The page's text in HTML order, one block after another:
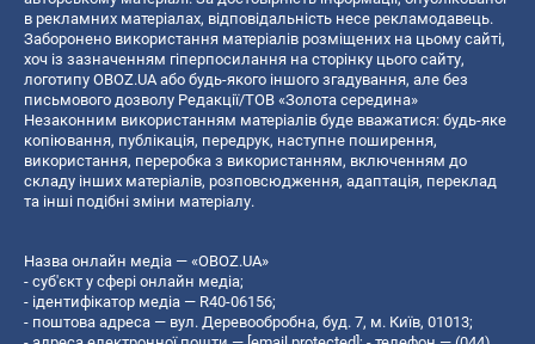
в рекламних матеріалах, відповідальність несе рекламодавець.
Заборонено використання матеріалів розміщених на цьому сайті,
хоч із зазначенням гіперпосилання на сторінку цього сайту,
логотипу OBOZ.UA або будь-якого іншого згадування, але без
письмового дозволу Редакції/ТОВ «Золота середина»
Незаконним використанням матеріалів буде вважатися: будь-яке
копiювання, публiкацiя, передрук, наступне поширення,
використання, переробка з використанням, включенням до
складу інших матеріалів, розповсюдження, адаптація, переклад
та інші подібні зміни матеріалу.
Назва онлайн медіа — «OBOZ.UA»
- суб'єкт у сфері онлайн медіа;
- ідентифікатор медіа — R40-06156;
- поштова адреса — вул. Деревообробна, буд. 7, м. Київ, 01013;